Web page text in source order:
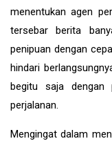
menentukan agen
tersebar berita
penipuan dengan
hindari
begitu saja
perjalanan.
Mengingat dalam